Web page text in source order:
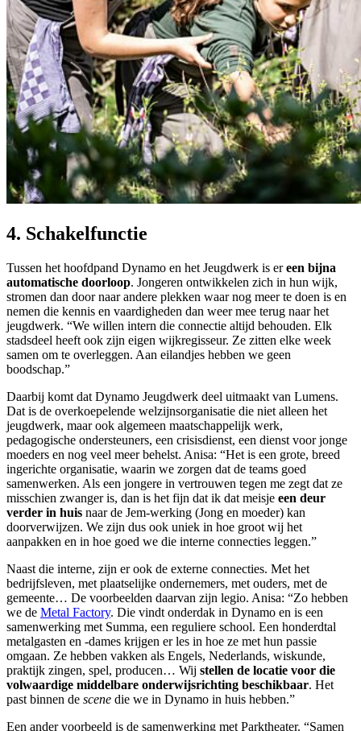
4. Schakelfunctie
Tussen het hoofdpand Dynamo en het Jeugdwerk is ereen bijna
automatische doorloop. Jongeren ontwikkelen zich in hun wijk,
stromen dan door naar andere plekken waar nog meer te doen is en
nemen die kennis en vaardigheden dan weer mee terug naar het
jeugdwerk. “We willen intern die connectie altijd behouden. Elk
stadsdeel heeft ook zijn eigen wijkregisseur. Ze zitten elke week
samen om te overleggen. Aan eilandjes hebben we geen
boodschap.”
Daarbij komt dat Dynamo Jeugdwerk deel uitmaakt van Lumens.
Dat is de overkoepelende welzijnsorganisatie die niet alleen het
jeugdwerk, maar ook algemeen maatschappelijk werk,
pedagogische ondersteuners, een crisisdienst, een dienst voor jonge
moeders en nog veel meer behelst. Anisa: “Het is een grote, breed
ingerichte organisatie, waarin we zorgen dat de teams goed
samenwerken. Als een jongere in vertrouwen tegen me zegt dat ze
misschien zwanger is, dan is het fijn dat ik dat meisje een deur
verder in huis naar de Jem-werking (Jong en moeder) kan
doorverwijzen. We zijn dus ook uniek in hoe groot wij het
aanpakken en in hoe goed we die interne connecties leggen.”
Naast die interne, zijn er ook de externe connecties. Met het
bedrijfsleven, met plaatselijke ondernemers, met ouders, met de
gemeente… De voorbeelden daarvan zijn legio. Anisa: “Zo hebben
we de Metal Factory. Die vindt onderdak in Dynamo en is een
samenwerking met Summa, een reguliere school. Een honderdtal
metalgasten en -dames krijgen er les in hoe ze met hun passie
omgaan. Ze hebben vakken als Engels, Nederlands, wiskunde,
praktijk zingen, spel, producen… Wij stellen de locatie voor die
volwaardige middelbare onderwijsrichting beschikbaar. Het
past binnen de scene die we in Dynamo in huis hebben.”
Een ander voorbeeld is de samenwerking met Parktheater. “Samen